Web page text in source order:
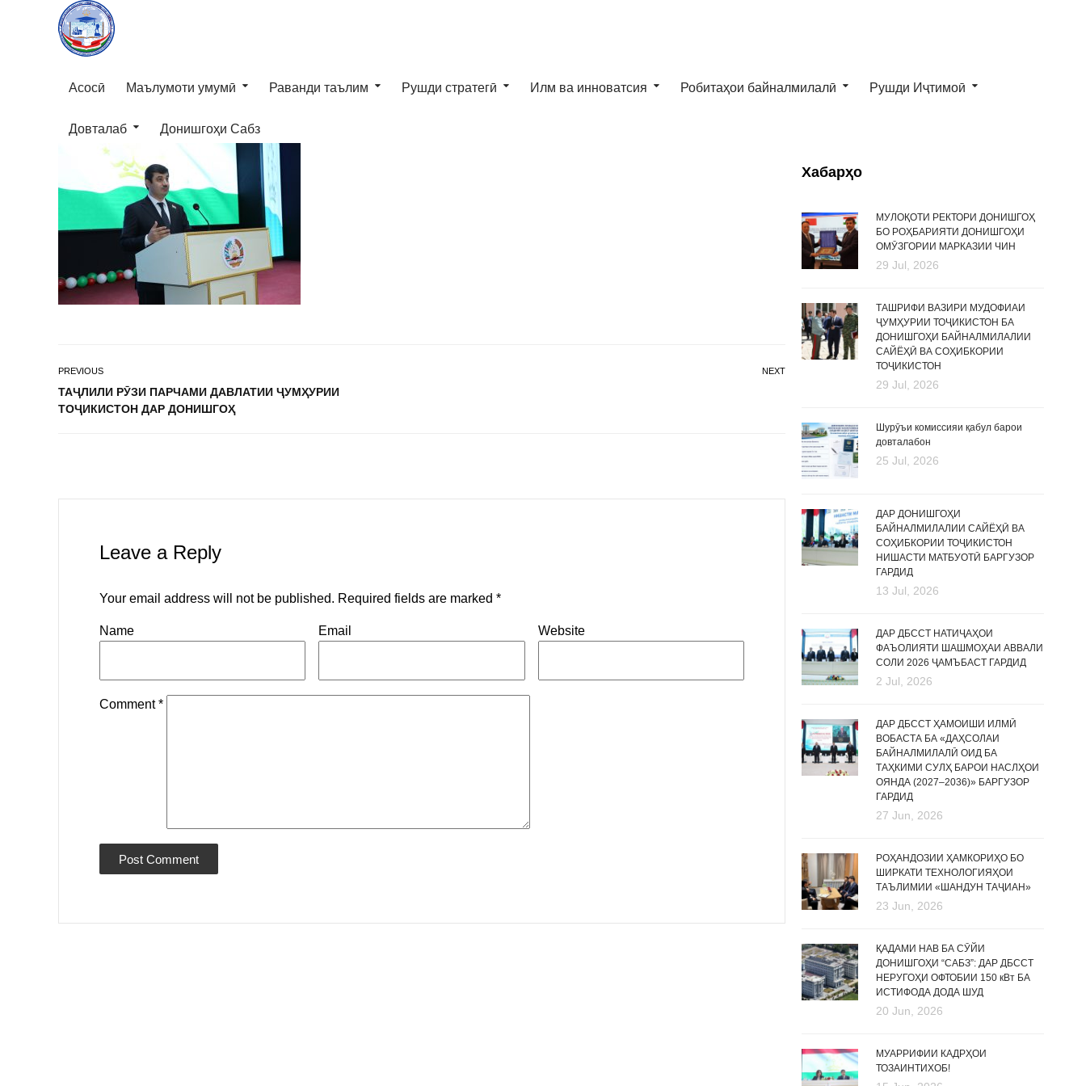
Асосӣ Маълумоти умумӣ Раванди таълим Рушди стратегӣ Илм ва инноватсия Робитаҳои байналмилалӣ Рушди Иҷтимоӣ
Довталаб Донишгоҳи Сабз
PREVIOUS
ТАҶЛИЛИ РӮЗИ ПАРЧАМИ ДАВЛАТИИ ҶУМҲУРИИ
ТОҶИКИСТОН ДАР ДОНИШГОҲ
NEXT
Leave a Reply
Your email address will not be published. Required fields are marked *
Name Email Website
Comment*
Хабарҳо
МУЛОҚОТИ РЕКТОРИ ДОНИШГОҲ
БО РОҲБАРИЯТИ ДОНИШГОҲИ
ОМӮЗГОРИИ МАРКАЗИИ ЧИН
29 Jul, 2026
ТАШРИФИ ВАЗИРИ МУДОФИАИ
ҶУМҲУРИИ ТОҶИКИСТОН БА
ДОНИШГОҲИ БАЙНАЛМИЛАЛИИ
САЙЁҲӢ ВА СОҲИБКОРИИ
ТОҶИКИСТОН
29 Jul, 2026
Шурӯъи комиссияи қабул барои
довталабон
25 Jul, 2026
ДАР ДОНИШГОҲИ
БАЙНАЛМИЛАЛИИ САЙЁҲӢ ВА
СОҲИБКОРИИ ТОҶИКИСТОН
НИШАСТИ МАТБУОТӢ БАРГУЗОР
ГАРДИД
13 Jul, 2026
ДАР ДБССТ НАТИҶАҲОИ
ФАЪОЛИЯТИ ШАШМОҲАИ АВВАЛИ
СОЛИ 2026 ҶАМЪБАСТ ГАРДИД
2 Jul, 2026
ДАР ДБССТ ҲАМОИШИ ИЛМӢ
ВОБАСТА БА «ДАҲСОЛАИ
БАЙНАЛМИЛАЛӢ ОИД БА
ТАҲКИМИ СУЛҲ БАРОИ НАСЛҲОИ
ОЯНДА (2027–2036)» БАРГУЗОР
ГАРДИД
27 Jun, 2026
РОҲАНДОЗИИ ҲАМКОРИҲО БО
ШИРКАТИ ТЕХНОЛОГИЯҲОИ
ТАЪЛИМИИ «ШАНДУН ТАҶИАН»
23 Jun, 2026
ҚАДАМИ НАВ БА СӮЙИ
ДОНИШГОҲИ “САБЗ”: ДАР ДБССТ
НЕРУГОҲИ ОФТОБИИ 150 кВт БА
ИСТИФОДА ДОДА ШУД
20 Jun, 2026
МУАРРИФИИ КАДРҲОИ
ТОЗАИНТИХОБ!